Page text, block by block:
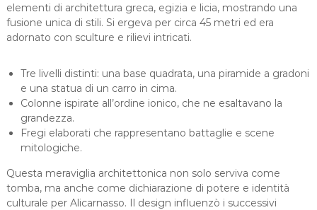
elementi di architettura greca, egizia e licia, mostrando una
fusione unica di stili. Si ergeva per circa 45 metri ed era
adornato con sculture e rilievi intricati.
Tre livelli distinti: una base quadrata, una piramide a gradoni
e una statua di un carro in cima.
Colonne ispirate all’ordine ionico, che ne esaltavano la
grandezza.
Fregi elaborati che rappresentano battaglie e scene
mitologiche.
Questa meraviglia architettonica non solo serviva come
tomba, ma anche come dichiarazione di potere e identità
culturale per Alicarnasso. Il design influenzò i successivi